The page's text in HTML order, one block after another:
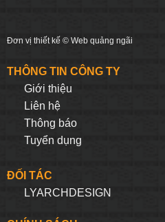
Đơn vị thiết kế © Web quảng ngãi
THÔNG TIN CÔNG TY
Giới thiệu
Liên hệ
Thông báo
Tuyển dụng
ĐỐI TÁC
LYARCHDESIGN